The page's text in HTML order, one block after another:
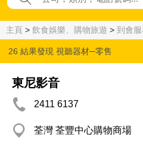
主頁 > 飲食娛樂、購物旅遊 > 到會
26 結果發現 視聽器材─零售
東尼影音
2411 6137
荃灣 荃豐中心購物商場